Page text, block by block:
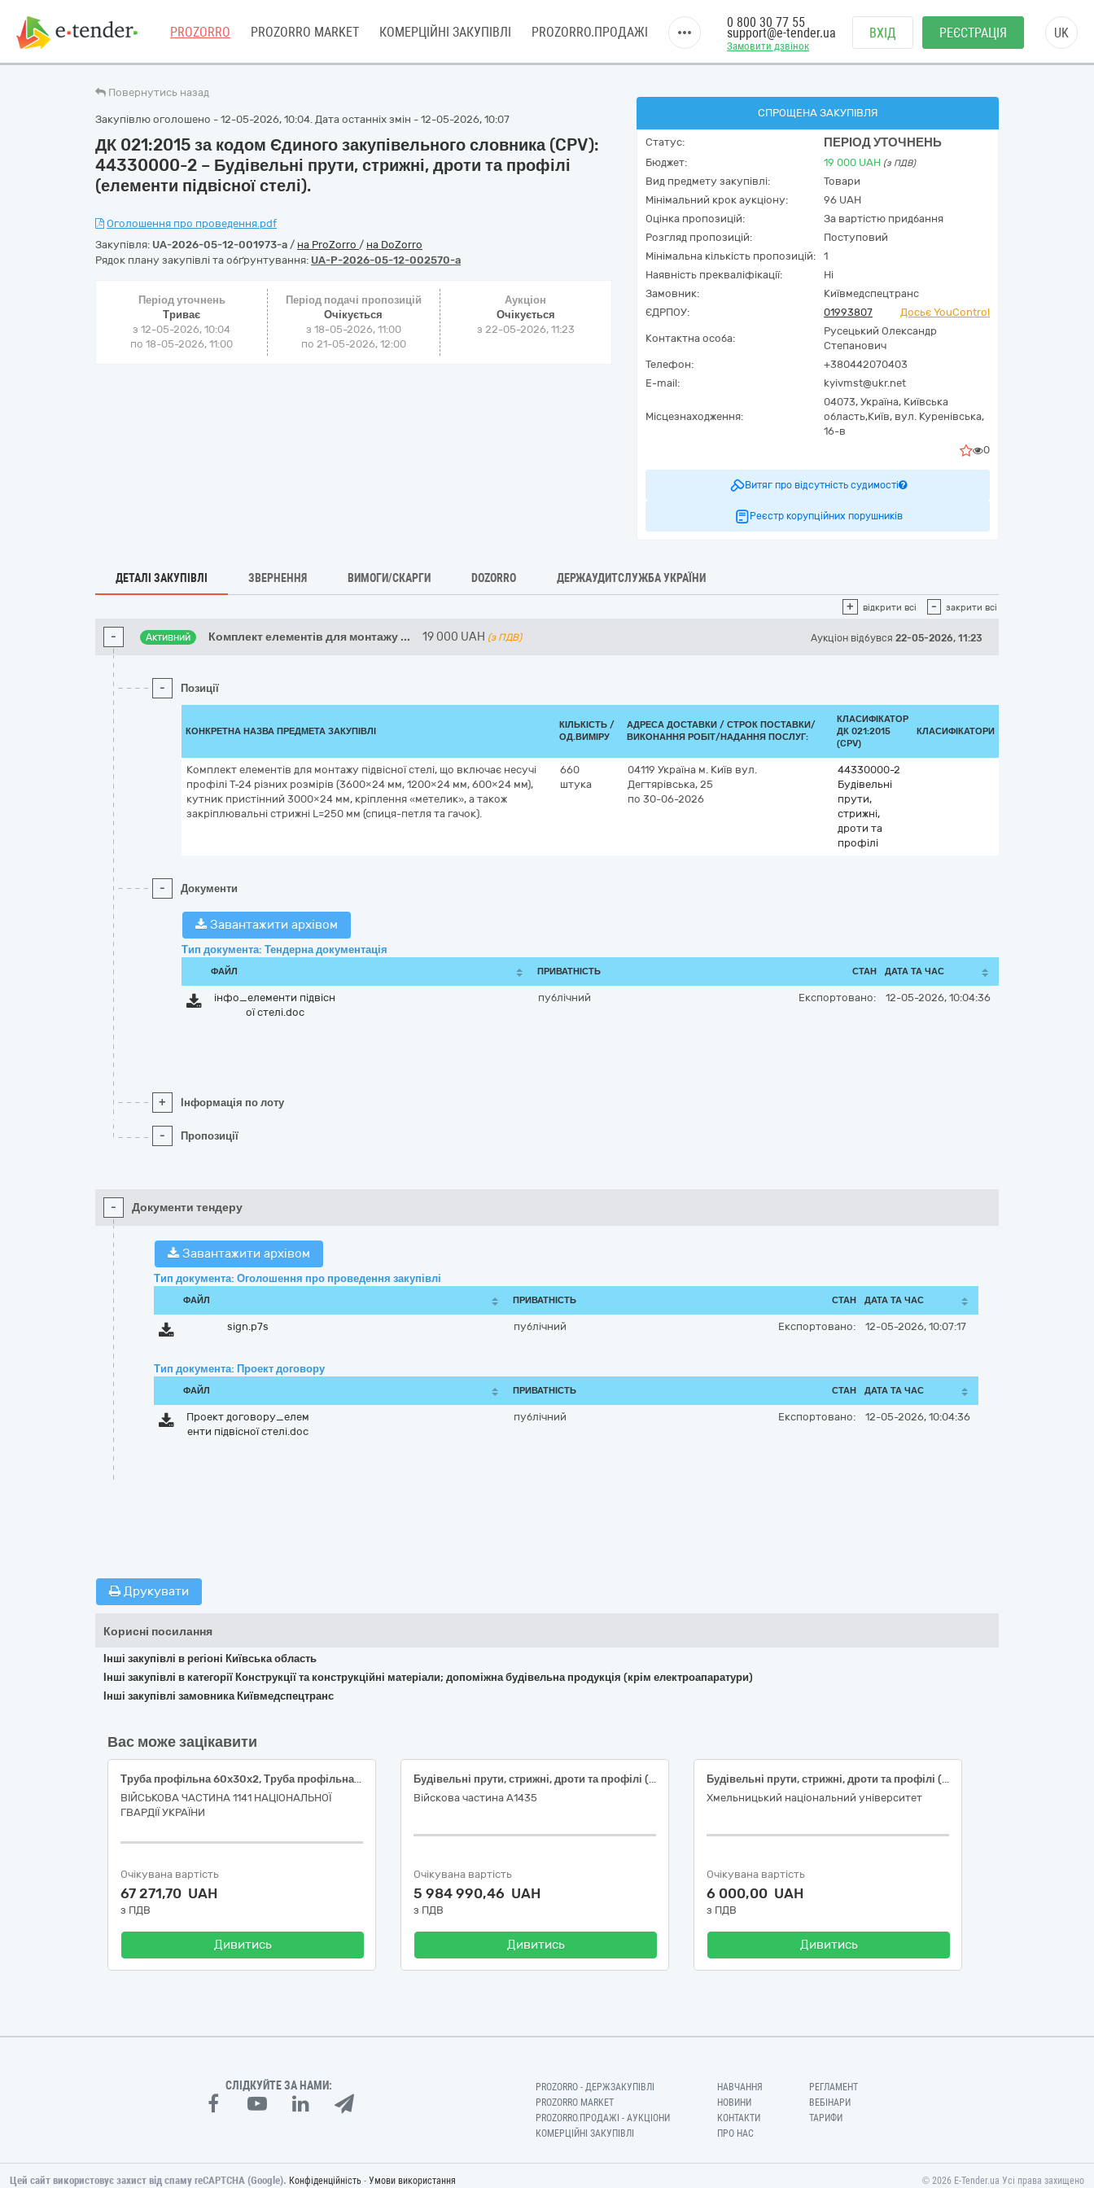
PROZORRO PROZORRO MARKET КОМЕРЦІЙНІ ЗАКУПІВЛІ PROZORRO.ПРОДАЖІ
Замовити дзвінок
0 800 30 77 55
support@e-tender.ua ВХІД РЕЄСТРАЦІЯ UK
Повернутись назад
Закупівлю оголошено - 12-05-2026, 10:04. Дата останніх змін - 12-05-2026, 10:07
ДК 021:2015 за кодом Єдиного закупівельного словника (CPV):
44330000-2 – Будівельні прути, стрижні, дроти та профілі
(елементи підвісної стелі).
Оголошення про проведення.pdf
Закупівля: UA-2026-05-12-001973-a / на ProZorro / на DoZorro
Рядок плану закупівлі та обґрунтування: UA-P-2026-05-12-002570-a
Період уточнень
Триває
з 12-05-2026, 10:04
по 18-05-2026, 11:00
Період подачі пропозицій
Очікується
з 18-05-2026, 11:00
по 21-05-2026, 12:00
Аукціон
Очікується
з 22-05-2026, 11:23
СПРОЩЕНА ЗАКУПІВЛЯ
Статус: ПЕРІОД УТОЧНЕНЬ
Бюджет: 19 000 UAH (з ПДВ)
Вид предмету закупівлі:
Товари
Мінімальний крок аукціону:
96 UAH
Оцінка пропозицій:
За вартістю придбання
Розгляд пропозицій:
Поступовий
Мінімальна кількість пропозицій:
1
Наявність прекваліфікації:
Ні
Замовник:
Київмедспецтранс
ЄДРПОУ:
01993807 Досьє YouControl
Контактна особа:
Русецький Олександр
Степанович
Телефон:
+380442070403
E-mail:
kyivmst@ukr.net
Місцезнаходження:
04073, Україна, Київська
область,Київ, вул. Куренівська,
16-в
0
Витяг про відсутність судимості
Реєстр корупційних порушників
ДЕТАЛІ ЗАКУПІВЛІ ЗВЕРНЕННЯ ВИМОГИ/СКАРГИ DOZORRO ДЕРЖАУДИТСЛУЖБА УКРАЇНИ
+ відкрити всі - закрити всі
- Активний Комплект елементів для монтажу ... 19 000 UAH (з ПДВ) Аукціон відбувся 22-05-2026, 11:23
- Позиції
КОНКРЕТНА НАЗВА ПРЕДМЕТА ЗАКУПІВЛІ
КІЛЬКІСТЬ /
ОД.ВИМІРУ
АДРЕСА ДОСТАВКИ / СТРОК ПОСТАВКИ/
ВИКОНАННЯ РОБІТ/НАДАННЯ ПОСЛУГ:
КЛАСИФІКАТОР
ДК 021:2015
(CPV)
КЛАСИФІКАТОРИ
Комплект елементів для монтажу підвісної стелі, що включає несучі
профілі Т-24 різних розмірів (3600×24 мм, 1200×24 мм, 600×24 мм),
кутник пристінний 3000×24 мм, кріплення «метелик», а також
закріплювальні стрижні L=250 мм (спиця-петля та гачок).
660
штука
04119 Україна м. Київ вул.
Дегтярівська, 25
по 30-06-2026
44330000-2
Будівельні
прути,
стрижні,
дроти та
профілі
- Документи
Завантажити архівом
Тип документа: Тендерна документація
ФАЙЛ ПРИВАТНІСТЬ СТАН ДАТА ТА ЧАС
інфо_елементи підвісн
ої стелі.doc
публічний Експортовано: 12-05-2026, 10:04:36
+ Інформація по лоту
- Пропозиції
- Документи тендеру
Завантажити архівом
Тип документа: Оголошення про проведення закупівлі
ФАЙЛ ПРИВАТНІСТЬ СТАН ДАТА ТА ЧАС
sign.p7s публічний Експортовано: 12-05-2026, 10:07:17
Тип документа: Проект договору
ФАЙЛ ПРИВАТНІСТЬ СТАН ДАТА ТА ЧАС
Проект договору_елем
енти підвісної стелі.doc
публічний Експортовано: 12-05-2026, 10:04:36
Друкувати
Корисні посилання
Інші закупівлі в регіоні Київська область
Інші закупівлі в категорії Конструкції та конструкційні матеріали; допоміжна будівельна продукція (крім електроапаратури)
Інші закупівлі замовника Київмедспецтранс
Вас може зацікавити
Труба профільна 60х30х2, Труба профільна 100х100х3, Кутник 32х32х3
ВІЙСЬКОВА ЧАСТИНА 1141 НАЦІОНАЛЬНОЇ
ГВАРДІЇ УКРАЇНИ
Очікувана вартість
67 271,70 UAH
з ПДВ
Дивитись
Будівельні прути, стрижні, дроти та профілі (2 позиції)
Війскова частина А1435
Очікувана вартість
5 984 990,46 UAH
з ПДВ
Дивитись
Будівельні прути, стрижні, дроти та профілі (алюмінієвий кутник)
Хмельницький національний університет
Очікувана вартість
6 000,00 UAH
з ПДВ
Дивитись
СЛІДКУЙТЕ ЗА НАМИ:
PROZORRO - ДЕРЖЗАКУПІВЛІ
PROZORRO MARKET
PROZORRO.ПРОДАЖІ - АУКЦІОНИ
КОМЕРЦІЙНІ ЗАКУПІВЛІ
НАВЧАННЯ
НОВИНИ
КОНТАКТИ
ПРО НАС
РЕГЛАМЕНТ
ВЕБІНАРИ
ТАРИФИ
Цей сайт використовує захист від спаму reCAPTCHA (Google). Конфіденційність - Умови використання © 2026 E-Tender.ua Усі права захищено